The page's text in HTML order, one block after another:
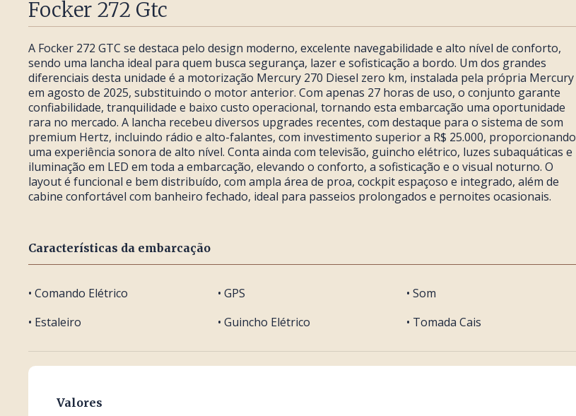
Focker 272 Gtc
A Focker 272 GTC se destaca pelo design moderno, excelente navegabilidade e alto nível de conforto,
sendo uma lancha ideal para quem busca segurança, lazer e sofisticação a bordo. Um dos grandes
diferenciais desta unidade é a motorização Mercury 270 Diesel zero km, instalada pela própria Mercury
em agosto de 2025, substituindo o motor anterior. Com apenas 27 horas de uso, o conjunto garante
confiabilidade, tranquilidade e baixo custo operacional, tornando esta embarcação uma oportunidade
rara no mercado. A lancha recebeu diversos upgrades recentes, com destaque para o sistema de som
premium Hertz, incluindo rádio e alto-falantes, com investimento superior a R$ 25.000, proporcionando
uma experiência sonora de alto nível. Conta ainda com televisão, guincho elétrico, luzes subaquáticas e
iluminação em LED em toda a embarcação, elevando o conforto, a sofisticação e o visual noturno. O
layout é funcional e bem distribuído, com ampla área de proa, cockpit espaçoso e integrado, além de
cabine confortável com banheiro fechado, ideal para passeios prolongados e pernoites ocasionais.
Características da embarcação
• Comando Elétrico
• Estaleiro
• GPS
• Guincho Elétrico
• Som
• Tomada Cais
Valores